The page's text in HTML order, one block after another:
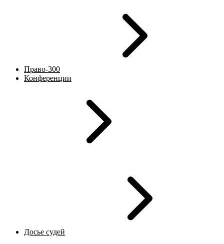
Право-300
Конференции
Досье судей